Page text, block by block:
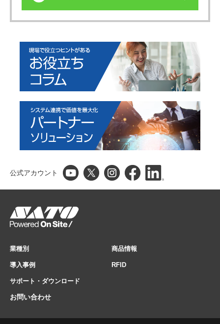
公式アカウント
業種別 商品情報
導入事例 RFID
サポート・ダウンロード
お問い合わせ